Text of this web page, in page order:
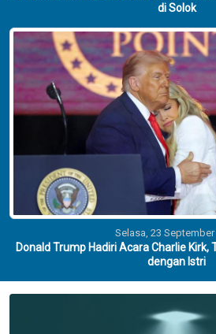
di Solok
Selasa, 23 September
Donald Trump Hadiri Acara Charlie
dengan Istri